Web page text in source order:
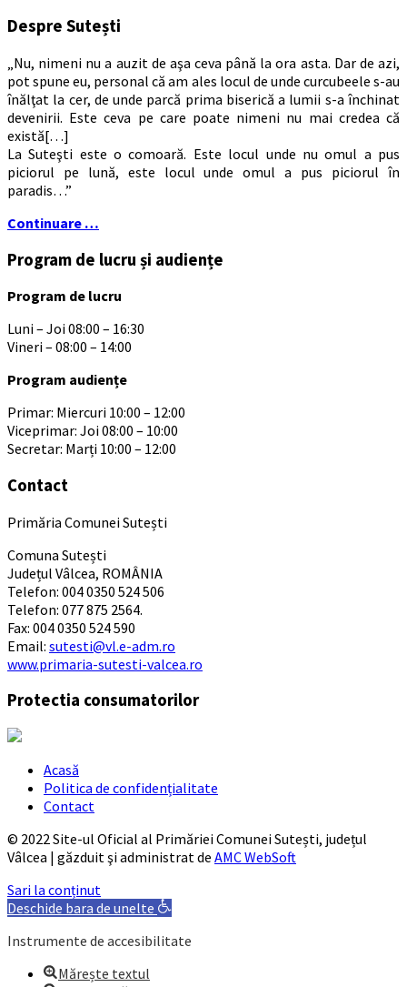
Despre Sutești
„Nu, nimeni nu a auzit de aşa ceva până la ora asta. Dar de azi,
pot spune eu, personal că am ales locul de unde curcubeele s-au
înălţat la cer, de unde parcă prima biserică a lumii s-a închinat
devenirii. Este ceva pe care poate nimeni nu mai credea că
există[…]
La Suteşti este o comoară. Este locul unde nu omul a pus
piciorul pe lună, este locul unde omul a pus piciorul în
paradis…”
Continuare …
Program de lucru și audiențe
Program de lucru
Luni – Joi 08:00 – 16:30
Vineri – 08:00 – 14:00
Program audiențe
Primar: Miercuri 10:00 – 12:00
Viceprimar: Joi 08:00 – 10:00
Secretar: Marți 10:00 – 12:00
Contact
Primăria Comunei Sutești
Comuna Sutești
Județul Vâlcea, ROMÂNIA
Telefon: 004 0350 524 506
Telefon: 077 875 2564.
Fax: 004 0350 524 590
Email: sutesti@vl.e-adm.ro
www.primaria-sutesti-valcea.ro
Protectia consumatorilor
Acasă
Politica de confidențialitate
Contact
© 2022 Site-ul Oficial al Primăriei Comunei Sutești, județul
Vâlcea | găzduit şi administrat de AMC WebSoft
Sari la conținut
Deschide bara de unelte
Instrumente de accesibilitate
Mărește textul